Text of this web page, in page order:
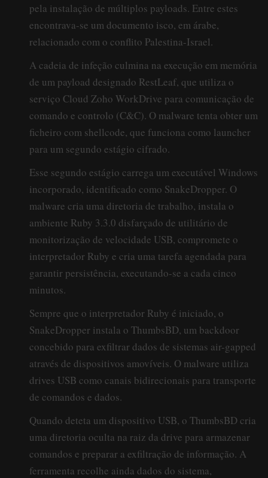
pela instalação de múltiplos payloads. Entre estes
encontrava-se um documento isco, em árabe,
relacionado com o conflito Palestina-Israel.
A cadeia de infeção culmina na execução em memória
de um payload designado RestLeaf, que utiliza o
serviço Cloud Zoho WorkDrive para comunicação de
comando e controlo (C&C). O malware tenta obter um
ficheiro com shellcode, que funciona como launcher
para um segundo estágio cifrado.
Esse segundo estágio carrega um executável Windows
incorporado, identificado como SnakeDropper. O
malware cria uma diretoria de trabalho, instala o
ambiente Ruby 3.3.0 disfarçado de utilitário de
monitorização de velocidade USB, compromete o
interpretador Ruby e cria uma tarefa agendada para
garantir persistência, executando-se a cada cinco
minutos.
Sempre que o interpretador Ruby é iniciado, o
SnakeDropper instala o ThumbsBD, um backdoor
concebido para exfiltrar dados de sistemas air-gapped
através de dispositivos amovíveis. O malware utiliza
drives USB como canais bidirecionais para transporte
de comandos e dados.
Quando deteta um dispositivo USB, o ThumbsBD cria
uma diretoria oculta na raiz da drive para armazenar
comandos e preparar a exfiltração de informação. A
ferramenta recolhe ainda dados do sistema,